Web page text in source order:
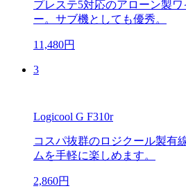
プレステ5対応のアローン製
ー。サブ機としても優秀。
11,480円
3
Logicool G F310r
コスパ抜群のロジクール製有
ムを手軽に楽しめます。
2,860円